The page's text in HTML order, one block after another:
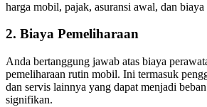
harga mobil, pajak, asuransi awal, dan
2. Biaya Pemeliharaan
Anda bertanggung jawab atas biaya
pemeliharaan rutin mobil. Ini termasuk
dan servis lainnya yang dapat menjadi
signifikan.